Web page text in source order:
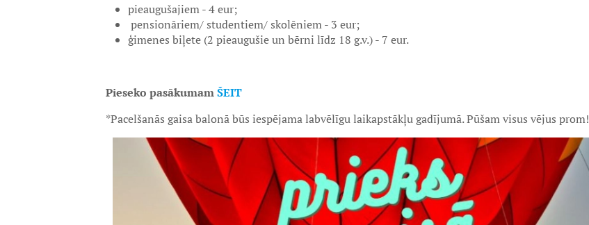
pieaugušajiem - 4 eur;
pensionāriem/ studentiem/ skolēniem - 3 eur;
ģimenes biļete (2 pieaugušie un bērni līdz 18 g.v.) - 7 eur.
Pieseko pasākumamŠEIT
*Pacelšanās gaisa balonā būs iespējama labvēlīgu laikapstākļu gadījumā. Pūšam visus vējus prom!